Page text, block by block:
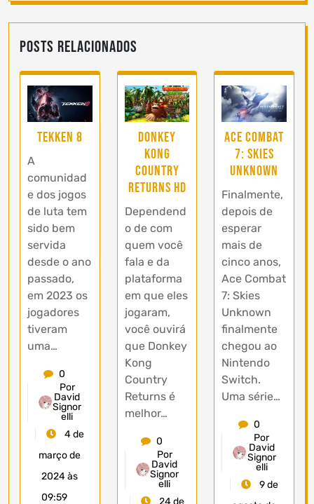
Posts Relacionados
Tekken 8
A
comunidad
e dos jogos
de luta tem
sido bem
servida
desde o ano
passado,
em 2023 os
jogadores
tiveram
uma…
0
Por
David
Signor
elli
4 de
março de
2024 às
09:59
Donkey
Kong
Country
Returns HD
Dependend
o de com
quem você
fala e da
plataforma
em que eles
jogaram,
você ouvirá
que Donkey
Kong
Country
Returns é
melhor…
0
Por
David
Signor
elli
24 de
Ace Combat
7: Skies
Unknown
Finalmente,
depois de
esperar
mais de
cinco anos,
Ace Combat
7: Skies
Unknown
finalmente
chegou ao
Nintendo
Switch.
Uma série…
0
Por
David
Signor
elli
9 de